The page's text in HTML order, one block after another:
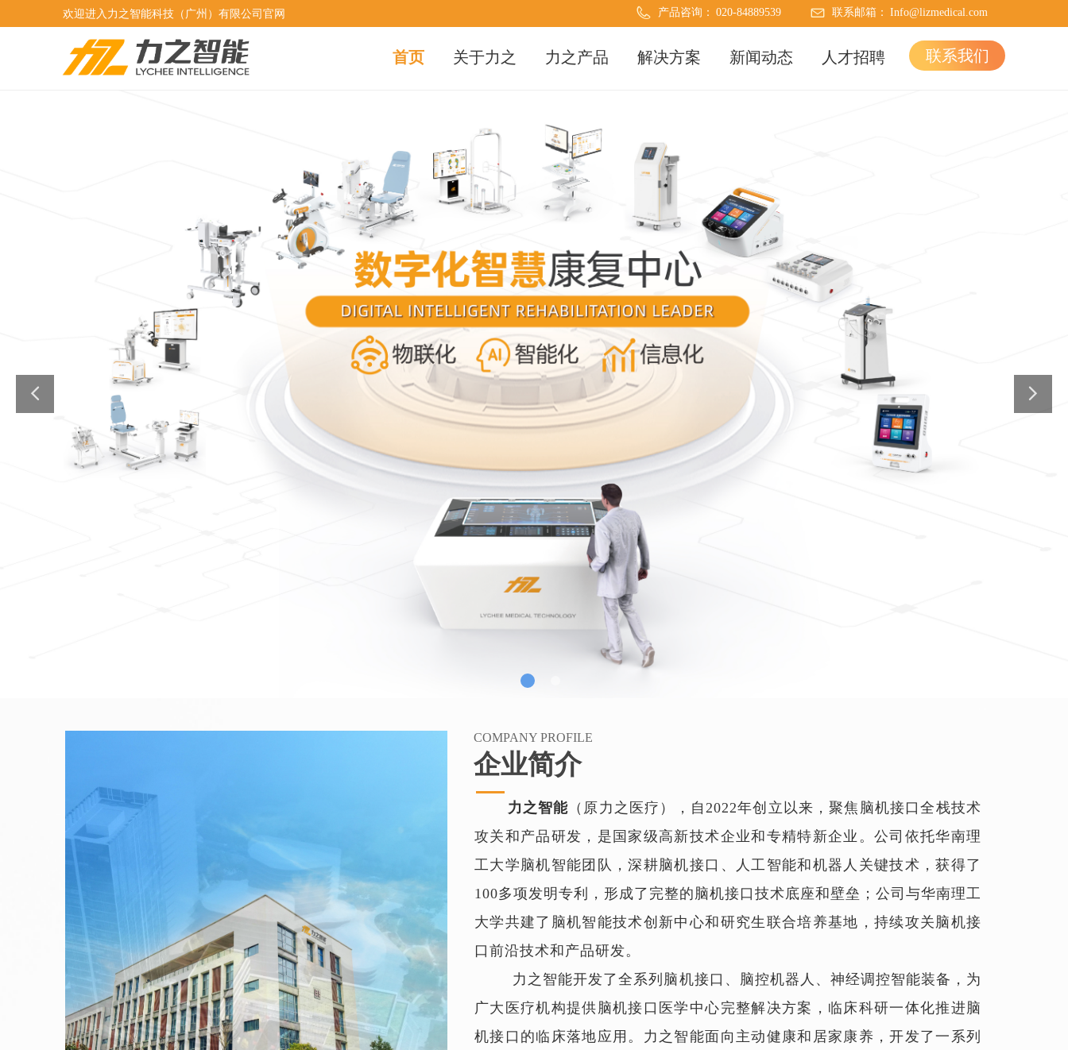
首页 关于力之 力之产品 解决方案 新闻动态 人才招聘 联系我们
欢迎进入力之智能科技（广州）有限公司官网 产品咨询： 020-84889539 联系邮箱： Info@lizmedical.com
力之智能 （原力之医疗），自2022年创立以来，聚焦脑机接口全栈技术
攻关和产品研发，是国家级高新技术企业和专精特新企业。公司依托华南理
工大学脑机智能团队，深耕脑机接口、人工智能和机器人关键技术，获得了
100多项发明专利，形成了完整的脑机接口技术底座和壁垒；公司与华南理工
大学共建了脑机智能技术创新中心和研究生联合培养基地，持续攻关脑机接
口前沿技术和产品研发。
力之智能开发了全系列脑机接口、脑控机器人、神经调控智能装备，为
广大医疗机构提供脑机接口医学中心完整解决方案，临床科研一体化推进脑
机接口的临床落地应用。力之智能面向主动健康和居家康养，开发了一系列
COMPANY PROFILE
企业简介
专注于提供前沿的AI+
数字化智慧康复解决方案
拥有100+项发明专利和国际专利。致力于为各级医院、康养中心、养老中心
和体育运动训练及康复等机构，提供数智化康复整体解决方案。